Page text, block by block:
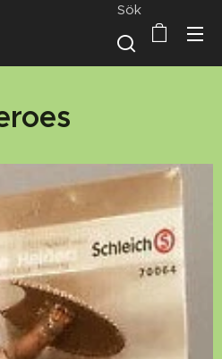
Sök